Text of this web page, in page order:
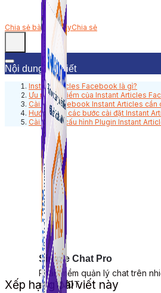
Simple Chat Pro
Phần mềm quản lý chat trên
sàn TMDT.
Chia sẻ bài viết nàyChia sẻ
Nội dung bài viết
Instant Articles Facebook là gì?
Ưu nhược điểm của Instant Articles
Cài đặt Facebook Instant Articles cần
Hướng dẫn các bước cài đặt Instant
Cài đặt và cấu hình Plugin Instant
Xếp hạng bài viết này